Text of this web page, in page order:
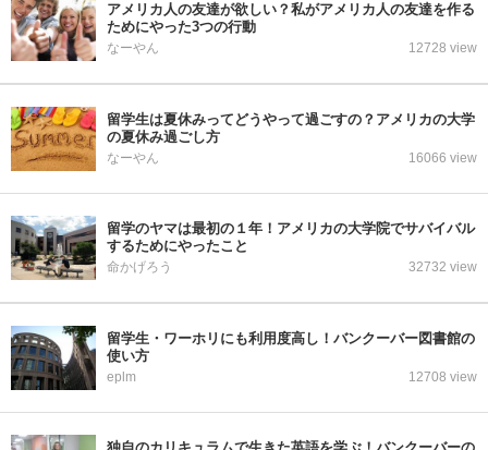
アメリカ人の友達が欲しい？私がアメリカ人の友達を作る
ためにやった3つの行動
なーやん 12728 view
留学生は夏休みってどうやって過ごすの？アメリカの大学
の夏休み過ごし方
なーやん 16066 view
留学のヤマは最初の１年！アメリカの大学院でサバイバル
するためにやったこと
命かげろう 32732 view
留学生・ワーホリにも利用度高し！バンクーバー図書館の
使い方
eplm 12708 view